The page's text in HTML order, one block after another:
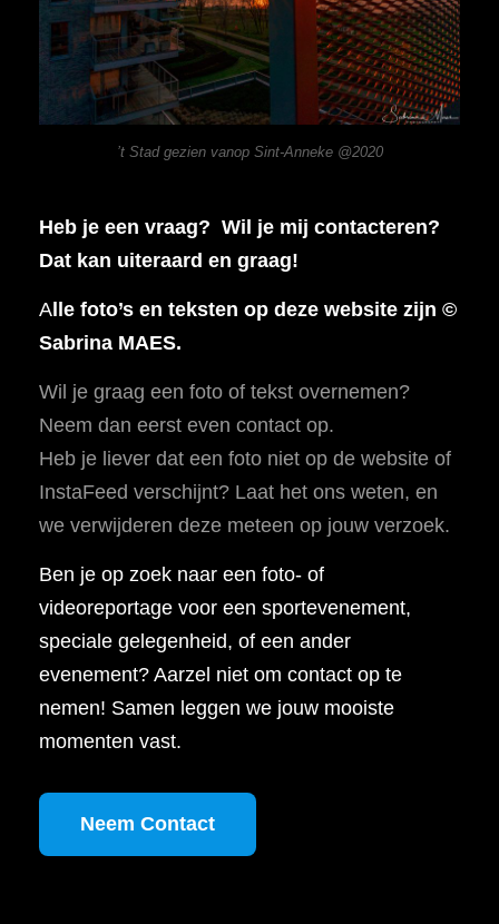
’t Stad gezien vanop Sint-Anneke @2020
Heb je een vraag? Wil je mij contacteren?
Dat kan uiteraard en graag!
Alle foto’s en teksten op deze website zijn ©
Sabrina MAES.
Wil je graag een foto of tekst overnemen?
Neem dan eerst even contact op.
Heb je liever dat een foto niet op de website of
InstaFeed verschijnt? Laat het ons weten, en
we verwijderen deze meteen op jouw verzoek.
Ben je op zoek naar een foto- of
videoreportage voor een sportevenement,
speciale gelegenheid, of een ander
evenement? Aarzel niet om contact op te
nemen! Samen leggen we jouw mooiste
momenten vast.
Neem Contact